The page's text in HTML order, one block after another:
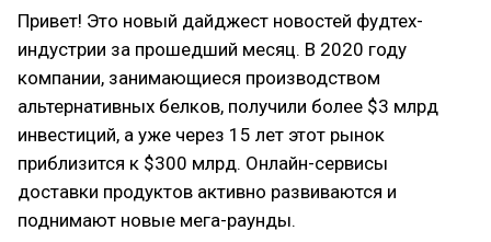
Привет! Это новый дайджест новостей фудтех-
индустрии за прошедший месяц. В 2020 году
компании, занимающиеся производством
альтернативных белков, получили более $3 млрд
инвестиций, а уже через 15 лет этот рынок
приблизится к $300 млрд. Онлайн-сервисы
доставки продуктов активно развиваются и
поднимают новые мега-раунды.